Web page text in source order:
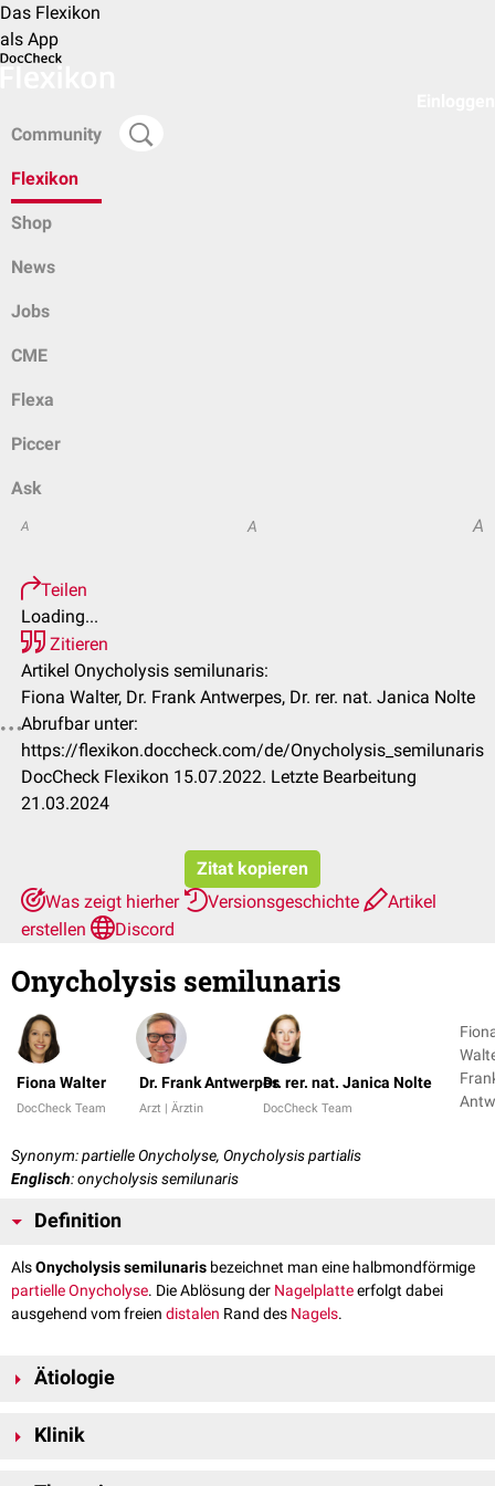
Das Flexikon
als App
Community
Flexikon
Shop
News
Jobs
CME
Flexa
Piccer
Ask
A A A
Teilen
Loading...
Zitieren
Artikel Onycholysis semilunaris:
Fiona Walter, Dr. Frank Antwerpes, Dr. rer. nat. Janica Nolte
Abrufbar unter:
https://flexikon.doccheck.com/de/Onycholysis_semilunaris
DocCheck Flexikon 15.07.2022. Letzte Bearbeitung
21.03.2024
Zitat kopieren
Was zeigt hierher
Versionsgeschichte
Artikel
erstellen
Discord
Onycholysis semilunaris
Fiona Walter
DocCheck Team
Dr. Frank Antwerpes
Arzt | Ärztin
Dr. rer. nat. Janica Nolte
DocCheck Team
Synonym: partielle Onycholyse, Onycholysis partialis
Englisch: onycholysis semilunaris
Definition
AlsOnycholysis semilunaris bezeichnet man eine halbmondförmige
partielleOnycholyse. Die Ablösung der Nagelplatteerfolgt dabei
ausgehend vom freien distalen Rand des Nagels.
Ätiologie
gan­haltende Einwirkung von
Klinik